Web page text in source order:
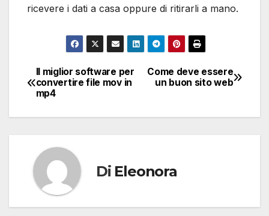
ricevere i dati a casa oppure di ritirarli a mano.
Navigazione
articoli
Come deve essere
un buon sito web
Il miglior software per
convertire file mov in
mp4
Di Eleonora